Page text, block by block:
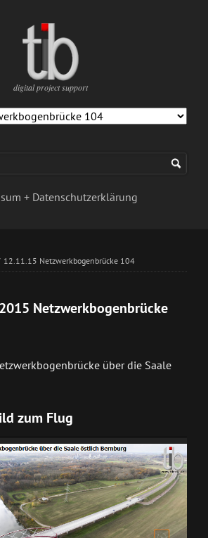
digital project support
überspringen
+ Datenschutzerklärung
12.11.15 Netzwerkbogenbrücke 104
Netzwerkbogenbrücke
über die Saale
zum Flug